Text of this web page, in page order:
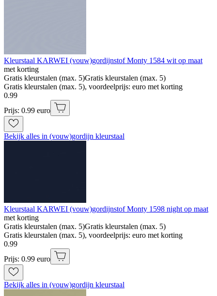
Kleurstaal KARWEI (vouw)gordijnstof Monty 1584 wit op maat
met korting
Gratis kleurstalen (max. 5)Gratis kleurstalen (max. 5)
Gratis kleurstalen (max. 5), voordeelprijs: euro met korting
0.99
Prijs: 0.99 euro
Bekijk alles in (vouw)gordijn kleurstaal
Kleurstaal KARWEI (vouw)gordijnstof Monty 1598 night op maat
met korting
Gratis kleurstalen (max. 5)Gratis kleurstalen (max. 5)
Gratis kleurstalen (max. 5), voordeelprijs: euro met korting
0.99
Prijs: 0.99 euro
Bekijk alles in (vouw)gordijn kleurstaal